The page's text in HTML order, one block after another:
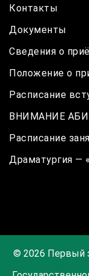
Контакты
Документы
Сведения о
Положение о
Расписание
ВНИМАНИЕ
Расписание
Драматургия —
© 2026 Первый